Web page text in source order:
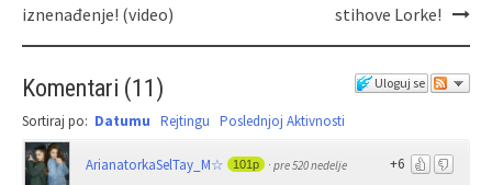
iznenađenje! (video)
stihove Lorke!
Uloguj se
Komentari (11 )
Sortiraj po: Datumu Rejtingu Poslednjoj Aktivnosti
+6
ArianatorkaSelTay_M☆ 101p · pre 520 nedelje